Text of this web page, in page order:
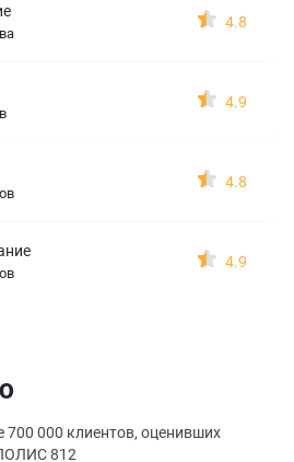
4.8
4.9
4.8
4.9
700 000 клиентов, оценивших
812